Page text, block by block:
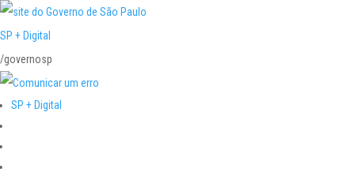
SP + Digital
/governosp
SP + Digital